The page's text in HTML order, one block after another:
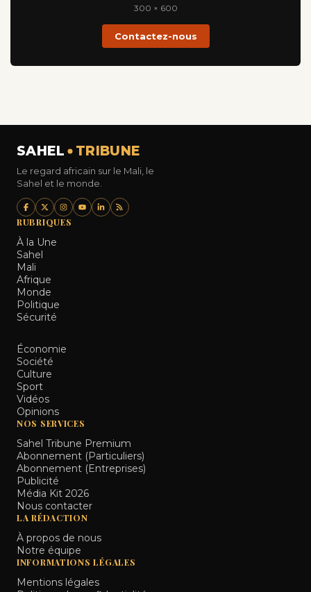
300 × 600
Contactez-nous
SAHEL TRIBUNE
Le regard africain sur le Mali, le
Sahel et le monde.
RUBRIQUES
À la Une
Sahel
Mali
Afrique
Monde
Politique
Sécurité
Économie
Société
Culture
Sport
Vidéos
Opinions
NOS SERVICES
Sahel Tribune Premium
Abonnement (Particuliers)
Abonnement (Entreprises)
Publicité
Média Kit 2026
Nous contacter
LA RÉDACTION
À propos de nous
Notre équipe
INFORMATIONS LÉGALES
Mentions légales